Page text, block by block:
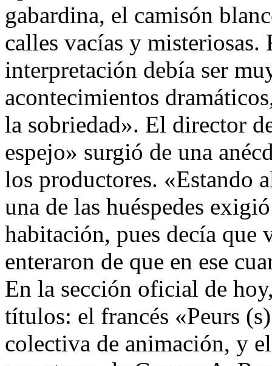
gabardina, el camisón
calles vacías y misteriosas.
interpretación debía ser
acontecimientos
la sobriedad». El director
espejo» surgió de una
los productores. «Estando
una de las huéspedes
habitación, pues decía que
enteraron de que en ese
En la sección oficial de
títulos: el francés «Peurs
colectiva de animación, y